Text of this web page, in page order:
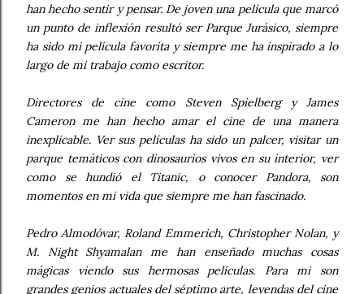
han hecho sentir y pensar. De joven una película que marcó
un punto de inflexión resultó ser Parque Jurásico, siempre
ha sido mi película favorita y siempre me ha inspirado a lo
largo de mi trabajo como escritor.
Directores de cine como Steven Spielberg y James
Cameron me han hecho amar el cine de una manera
inexplicable. Ver sus películas ha sido un palcer, visitar un
parque temáticos con dinosaurios vivos en su interior, ver
como se hundió el Titanic, o conocer Pandora, son
momentos en mi vida que siempre me han fascinado.
Pedro Almodóvar, Roland Emmerich, Christopher Nolan, y
M. Night Shyamalan me han enseñado muchas cosas
mágicas viendo sus hermosas películas. Para mi son
grandes genios actuales del séptimo arte, leyendas del cine